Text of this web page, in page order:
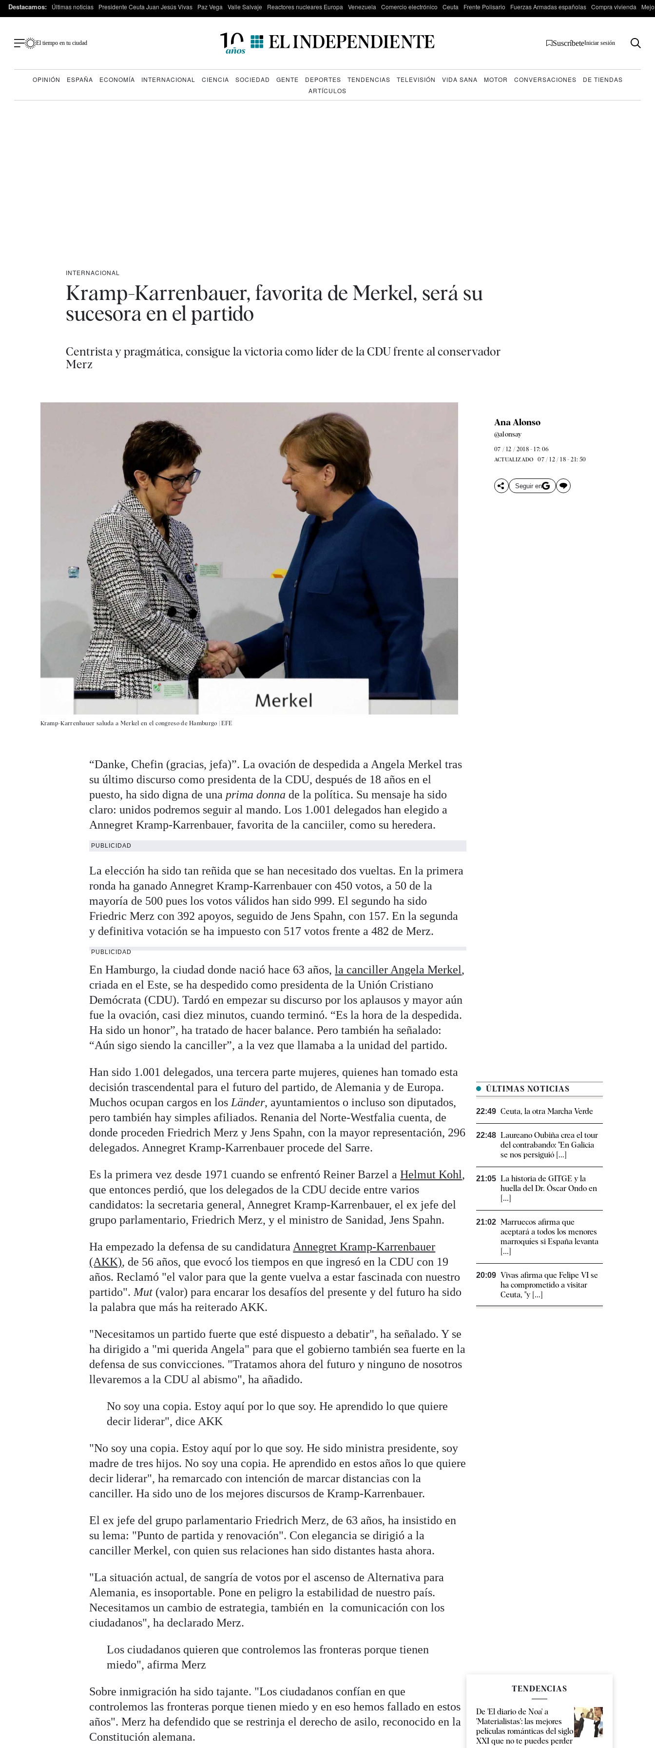
Destacamos: Últimas noticias Presidente Ceuta Juan Jesús Vivas Paz Vega Valle Salvaje Reactores nucleares Europa Venezuela Comercio electrónico Ceuta Frente Polisario Fuerzas Armadas españolas Compra vivienda
El tiempo en tu ciudad SuscríbeteIniciar sesión
OPINIÓN ESPAÑA ECONOMÍA INTERNACIONAL CIENCIA SOCIEDAD GENTE DEPORTES TENDENCIAS TELEVISIÓN VIDA SANA MOTOR CONVERSACIONES
DE TIENDAS
ARTÍCULOS
INTERNACIONAL
Kramp-Karrenbauer, favorita de Merkel, será su
sucesora en el partido
Centrista y pragmática, consigue la victoria como líder de la CDU frente al conservador
Merz
Kramp-Karrenbauer saluda a Merkel en el congreso de Hamburgo |EFE
Ana Alonso
@alonsay
07 / 12 / 2018 - 17: 06
ACTUALIZADO 07 / 12 / 18 - 21: 50
Seguir en
“Danke, Chefin (gracias, jefa)”. La ovación de despedida a Angela Merkel tras
su último discurso como presidenta de la CDU, después de 18 años en el
puesto, ha sido digna de una prima donna de la política. Su mensaje ha sido
claro: unidos podremos seguir al mando. Los 1.001 delegados han elegido a
Annegret Kramp-Karrenbauer, favorita de la canciiler, como su heredera.
PUBLICIDAD
La elección ha sido tan reñida que se han necesitado dos vueltas. En la primera
ronda ha ganado Annegret Kramp-Karrenbauer con 450 votos, a 50 de la
mayoría de 500 pues los votos válidos han sido 999. El segundo ha sido
Friedric Merz con 392 apoyos, seguido de Jens Spahn, con 157. En la segunda
y definitiva votación se ha impuesto con 517 votos frente a 482 de Merz.
PUBLICIDAD
En Hamburgo, la ciudad donde nació hace 63 años,la canciller Angela Merkel,
criada en el Este, se ha despedido como presidenta de la Unión Cristiano
Demócrata (CDU). Tardó en empezar su discurso por los aplausos y mayor aún
fue la ovación, casi diez minutos, cuando terminó. “Es la hora de la despedida.
Ha sido un honor”, ha tratado de hacer balance. Pero también ha señalado:
“Aún sigo siendo la canciller”, a la vez que llamaba a la unidad del partido.
Han sido 1.001 delegados, una tercera parte mujeres, quienes han tomado esta
decisión trascendental para el futuro del partido, de Alemania y de Europa.
Muchos ocupan cargos en losLänder, ayuntamientos o incluso son diputados,
pero también hay simples afiliados. Renania del Norte-Westfalia cuenta, de
donde proceden Friedrich Merz y Jens Spahn, con la mayor representación, 296
delegados. Annegret Kramp-Karrenbauer procede del Sarre.
Es la primera vez desde 1971 cuando se enfrentó Reiner Barzel aHelmut Kohl,
que entonces perdió, que los delegados de la CDU decide entre varios
candidatos: la secretaria general, Annegret Kramp-Karrenbauer, el ex jefe del
grupo parlamentario, Friedrich Merz, y el ministro de Sanidad, Jens Spahn.
Ha empezado la defensa de su candidaturaAnnegret Kramp-Karrenbauer
(AKK), de 56 años, que evocó los tiempos en que ingresó en la CDU con 19
años. Reclamó "el valor para que la gente vuelva a estar fascinada con nuestro
partido".Mut (valor) para encarar los desafíos del presente y del futuro ha sido
la palabra que más ha reiterado AKK.
"Necesitamos un partido fuerte que esté dispuesto a debatir", ha señalado. Y se
ha dirigido a "mi querida Angela" para que el gobierno también sea fuerte en la
defensa de sus convicciones. "Tratamos ahora del futuro y ninguno de nosotros
llevaremos a la CDU al abismo", ha añadido.
No soy una copia. Estoy aquí por lo que soy. He aprendido lo que quiere
decir liderar", dice AKK
"No soy una copia. Estoy aquí por lo que soy. He sido ministra presidente, soy
madre de tres hijos. No soy una copia. He aprendido en estos años lo que quiere
decir liderar", ha remarcado con intención de marcar distancias con la
canciller. Ha sido uno de los mejores discursos de Kramp-Karrenbauer.
El ex jefe del grupo parlamentario Friedrich Merz, de 63 años, ha insistido en
su lema: "Punto de partida y renovación". Con elegancia se dirigió a la
canciller Merkel, con quien sus relaciones han sido distantes hasta ahora.
"La situación actual, de sangría de votos por el ascenso de Alternativa para
Alemania, es insoportable. Pone en peligro la estabilidad de nuestro país.
Necesitamos un cambio de estrategia, también en la comunicación con los
ciudadanos", ha declarado Merz.
Los ciudadanos quieren que controlemos las fronteras porque tienen
miedo", afirma Merz
Sobre inmigración ha sido tajante. "Los ciudadanos confían en que
controlemos las fronteras porque tienen miedo y en eso hemos fallado en estos
años". Merz ha defendido que se restrinja el derecho de asilo, reconocido en la
Constitución alemana.
ÚLTIMAS NOTICIAS
22:49 Ceuta, la otra Marcha Verde
22:48 Laureano Oubiña crea el tour
del contrabando: "En Galicia
se nos persiguió [...]
21:05 La historia de GITGE y la
huella del Dr. Óscar Ondo en
[...]
21:02 Marruecos afirma que
aceptará a todos los menores
marroquíes si España levanta
[...]
20:09 Vivas afirma que Felipe VI se
ha comprometido a visitar
Ceuta, "y [...]
TENDENCIAS
De 'El diario de Noa' a
'Materialistas': las mejores
películas románticas del siglo
XXI que no te puedes perder